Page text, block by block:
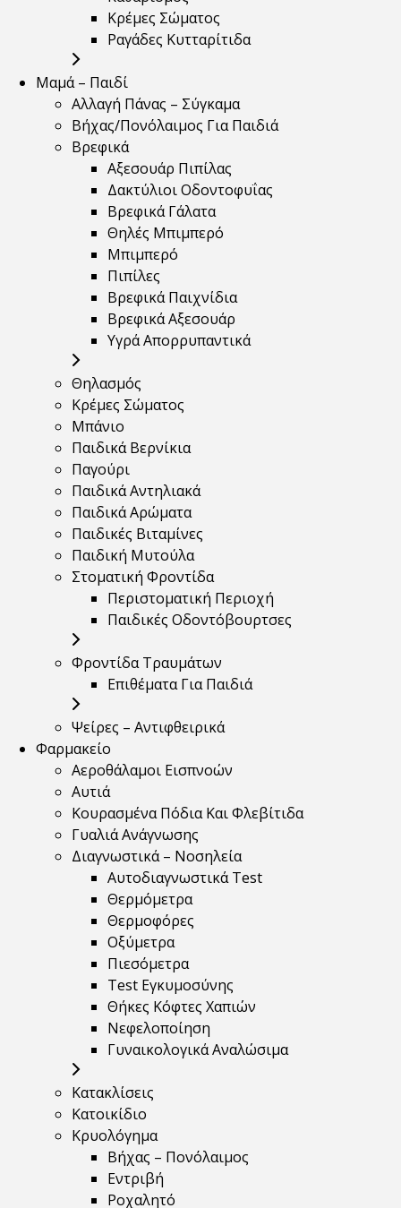
Κρέμες Σώματος
Ραγάδες Κυτταρίτιδα
Μαμά – Παιδί
Αλλαγή Πάνας – Σύγκαμα
Βήχας/Πονόλαιμος Για Παιδιά
Βρεφικά
Αξεσουάρ Πιπίλας
Δακτύλιοι Οδοντοφυΐας
Βρεφικά Γάλατα
Θηλές Μπιμπερό
Μπιμπερό
Πιπίλες
Βρεφικά Παιχνίδια
Βρεφικά Αξεσουάρ
Υγρά Απορρυπαντικά
Θηλασμός
Κρέμες Σώματος
Μπάνιο
Παιδικά Βερνίκια
Παγούρι
Παιδικά Αντηλιακά
Παιδικά Αρώματα
Παιδικές Βιταμίνες
Παιδική Μυτούλα
Στοματική Φροντίδα
Περιστοματική Περιοχή
Παιδικές Οδοντόβουρτσες
Φροντίδα Τραυμάτων
Επιθέματα Για Παιδιά
Ψείρες – Αντιφθειρικά
Φαρμακείο
Αεροθάλαμοι Εισπνοών
Αυτιά
Κουρασμένα Πόδια Και Φλεβίτιδα
Γυαλιά Ανάγνωσης
Διαγνωστικά – Νοσηλεία
Αυτοδιαγνωστικά Test
Θερμόμετρα
Θερμοφόρες
Οξύμετρα
Πιεσόμετρα
Test Εγκυμοσύνης
Θήκες Κόφτες Χαπιών
Νεφελοποίηση
Γυναικολογικά Αναλώσιμα
Κατακλίσεις
Κατοικίδιο
Κρυολόγημα
Βήχας – Πονόλαιμος
Εντριβή
Ροχαλητό